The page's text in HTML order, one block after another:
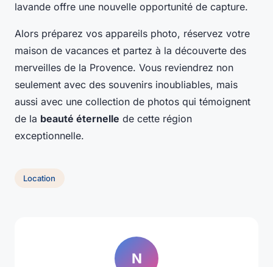
lavande offre une nouvelle opportunité de capture.
Alors préparez vos appareils photo, réservez votre
maison de vacances et partez à la découverte des
merveilles de la Provence. Vous reviendrez non
seulement avec des souvenirs inoubliables, mais
aussi avec une collection de photos qui témoignent
de la beauté éternelle de cette région
exceptionnelle.
Location
N